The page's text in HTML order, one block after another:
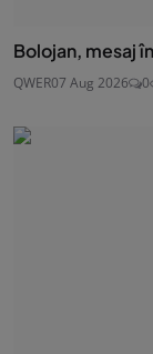
Bolojan, mesaj
QWER07 Aug 2026 0